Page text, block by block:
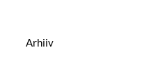
Arhiiv